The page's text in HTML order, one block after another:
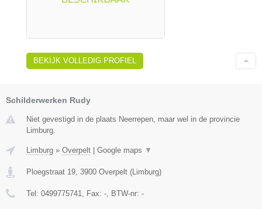
BEKIJK VOLLEDIG PROFIEL
Schilderwerken Rudy
Niet gevestigd in de plaats Neerrepen, maar wel in de provincie
Limburg.
Limburg » Overpelt | Google maps ▼
Ploegstraat 19 3900 Overpelt (Limburg)
Tel: 0499775741 , Fax: - , BTW-nr: -